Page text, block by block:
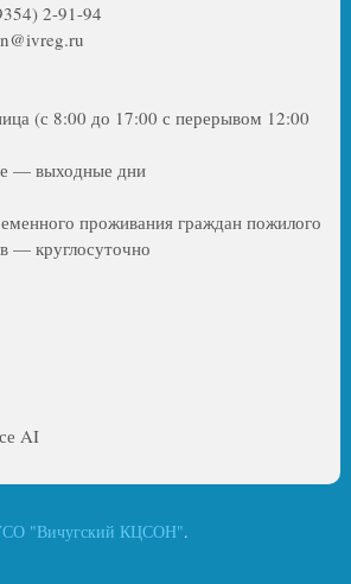
2-91-94
(с 8:00 до 17:00 с перерывом 12:00
— выходные дни
проживания граждан пожилого
— круглосуточно
AI
"Вичугский КЦСОН".